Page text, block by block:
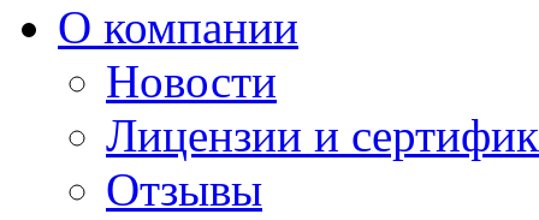
О компании
Новости
Лицензии и
Отзывы